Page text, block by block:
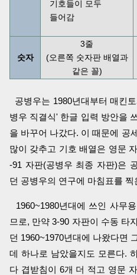
기호들이 모두
들어감
숫자
3줄
(오른쪽 숫자판 배열과
같은 꼴)
공병우는 1980년대부터 매킨
병우 직결식' 한글 입력 방안을
을 바꾸어 나갔다. 이 때문에 공
많이 갖추고 기호 배열은 영문
-91 자판(공병우 최종 자판)은
던 공병우의 연구에 마침표를 찍
1960~1980년대에 쓰인 사무
므로, 만약 3-90 자판이 수동 타
던 1960~1970년대에 나왔다면
데 하나로 남았을지도 모른다.
다 겹받침이 6개 더 적고 영문